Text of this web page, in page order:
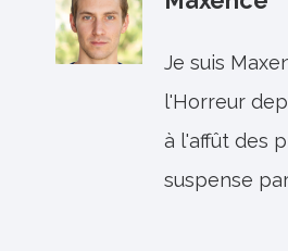
Je suis
l'Horreur
à l'affût des
suspense